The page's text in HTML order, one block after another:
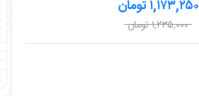
۱,۱۷۳,۲۵۰ تومان
۱,۲۳۵,۰۰۰ تومان